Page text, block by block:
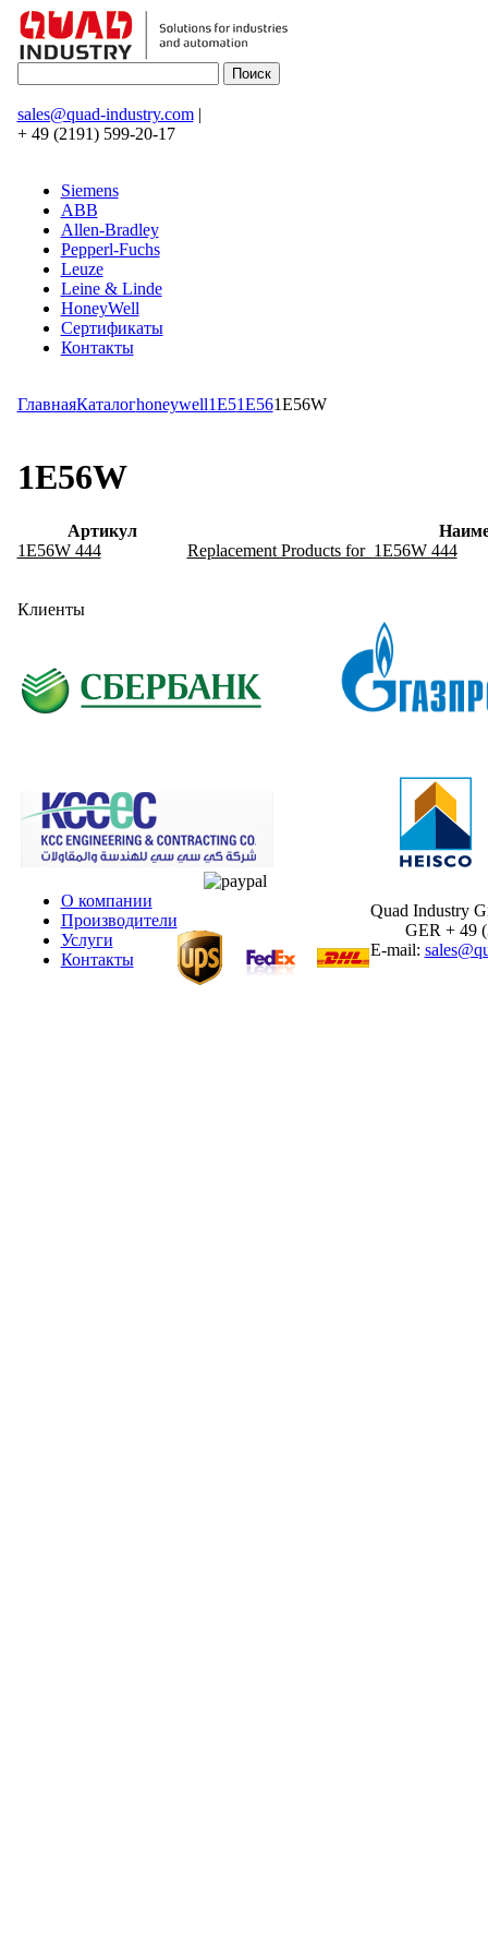
sales@quad-industry.com|
+ 49 (2191) 599-20-17
Siemens
ABB
Allen-Bradley
Pepperl-Fuchs
Leuze
Leine & Linde
HoneyWell
Сертификаты
Контакты
ГлавнаяКаталогhoneywell1E51E561E56W
1E56W
Артикул
1E56W 444
Replacement Products for 1E56W 444
Клиенты
О компании
Производители
Услуги
Контакты
Quad Industry
GER + 49
E-mail: